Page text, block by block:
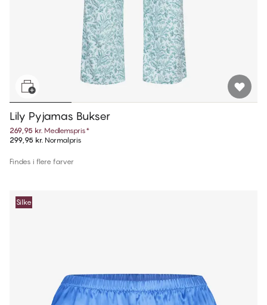
Lily Pyjamas Bukser
269,95 kr. Medlemspris*
299,95 kr. Normalpris
Findes i flere farver
Silke